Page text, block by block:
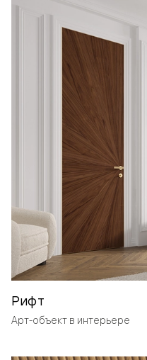
Рифт
Арт-объект в интерьере